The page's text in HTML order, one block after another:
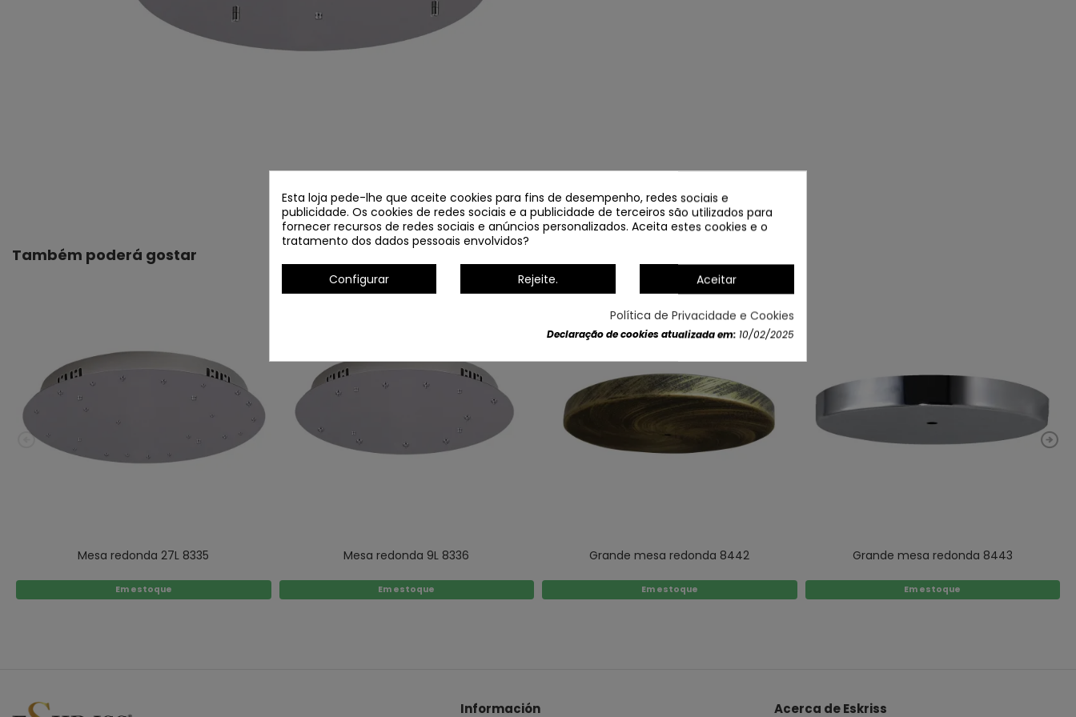
Também poderá gostar
Mesa redonda 27L 8335
Em estoque
Mesa redonda 9L 8336
Em estoque
Grande mesa redonda 8442
Em estoque
Grande mesa redonda 8443
Em estoque
Información Acerca de Eskriss
Esta loja pede-lhe que aceite cookies para fins de desempenho, redes sociais e
publicidade. Os cookies de redes sociais e a publicidade de terceiros são utilizados para
fornecer recursos de redes sociais e anúncios personalizados. Aceita estes cookies e o
tratamento dos dados pessoais envolvidos?
Configurar Rejeite. Aceitar
Política de Privacidade e Cookies
Declaração de cookies atualizada em: 10/02/2025